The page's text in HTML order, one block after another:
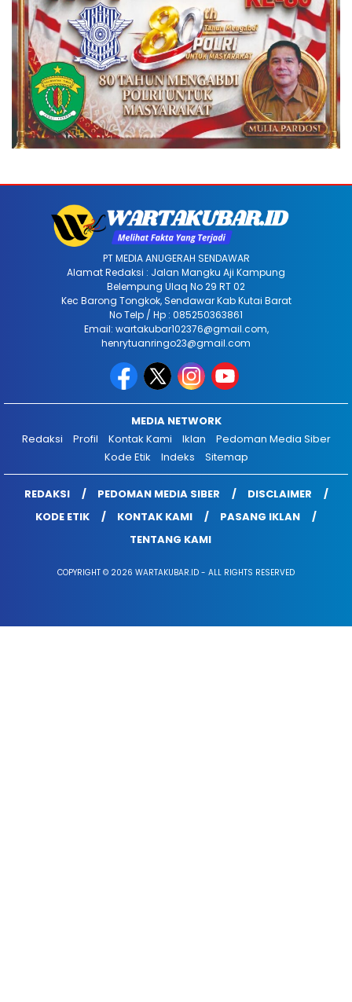
PT MEDIA ANUGERAH SENDAWAR
Alamat Redaksi : Jalan Mangku Aji Kampung
Belempung Ulaq No 29 RT 02
Kec Barong Tongkok, Sendawar Kab Kutai Barat
No Telp / Hp : 085250363861
Email: wartakubar102376@gmail.com,
henrytuanringo23@gmail.com
MEDIA NETWORK
Redaksi
Profil Kontak Kami Iklan
Pedoman Media Siber
Kode Etik
Indeks Sitemap
REDAKSI PEDOMAN MEDIA SIBER
DISCLAIMER
KODE ETIK
KONTAK KAMI
PASANG IKLAN
TENTANG KAMI
COPYRIGHT © 2026 WARTAKUBAR.ID - ALL RIGHTS RESERVED